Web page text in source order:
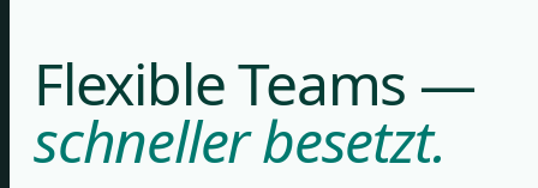
Flexible Teams —
schneller besetzt.